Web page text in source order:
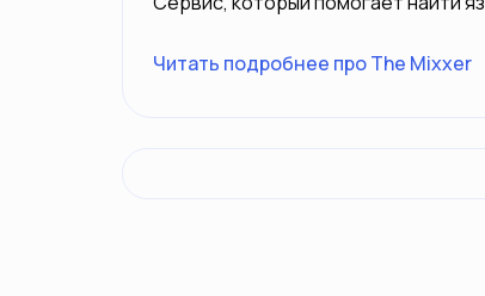
Читать подробнее про The Mixxer